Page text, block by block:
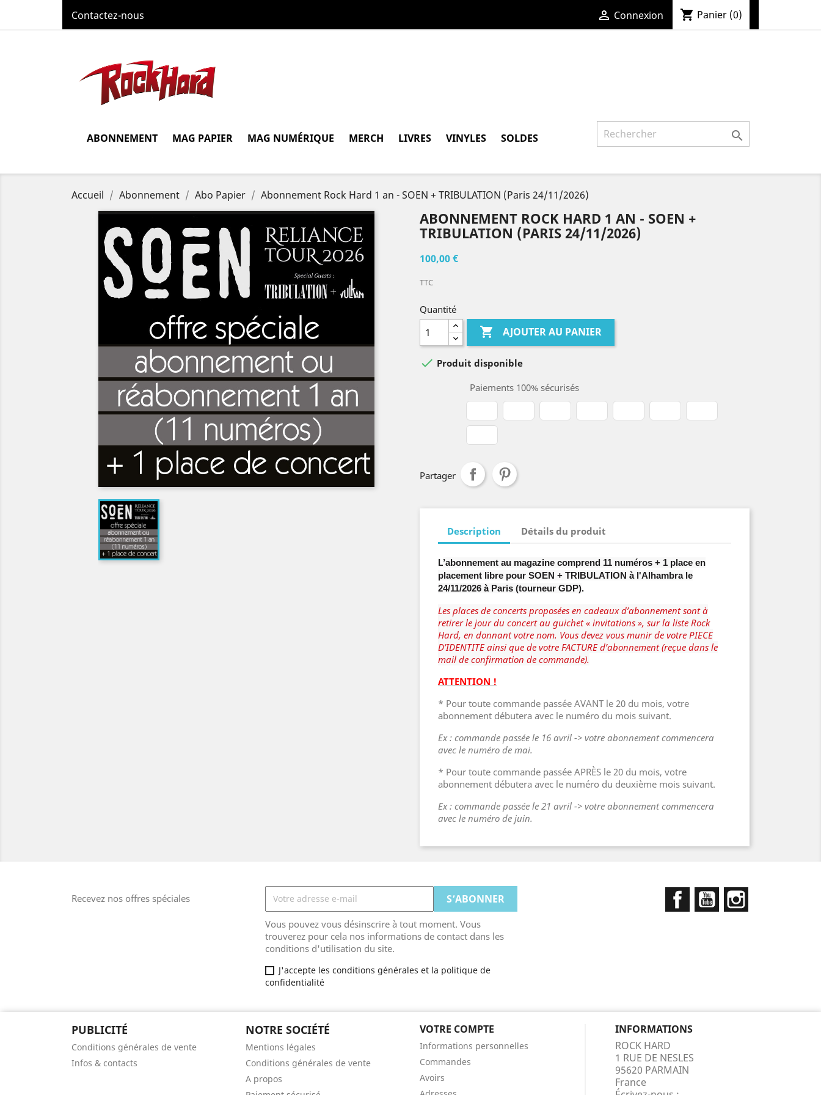
Contactez-nous  Connexion shopping_cart Panier (0)
ABONNEMENT MAG PAPIER MAG NUMÉRIQUE MERCH LIVRES VINYLES SOLDES 
Accueil Abonnement Abo Papier Abonnement Rock Hard 1 an - SOEN + TRIBULATION (Paris 24/11/2026)
ABONNEMENT ROCK HARD 1 AN - SOEN +
TRIBULATION (PARIS 24/11/2026)
100,00 €
TTC
Quantité
 AJOUTER AU PANIER
 Produit disponible
Paiements 100% sécurisés
Partager
Description Détails du produit
L’abonnement au magazine comprend 11 numéros + 1 place en
placement libre pour SOEN + TRIBULATION à l'Alhambra le
24/11/2026 à Paris (tourneur GDP).
Les places de concerts proposées en cadeaux d’abonnement sont à
retirer le jour du concert au guichet « invitations », sur la liste Rock
Hard, en donnant votre nom. Vous devez vous munir de votre PIECE
D’IDENTITE ainsi que de votre FACTURE d’abonnement (reçue dans le
mail de confirmation de commande).
ATTENTION !
* Pour toute commande passée AVANT le 20 du mois, votre
abonnement débutera avec le numéro du mois suivant.
Ex : commande passée le 16 avril -> votre abonnement commencera
avec le numéro de mai.
* Pour toute commande passée APRÈS le 20 du mois, votre
abonnement débutera avec le numéro du deuxième mois suivant.
Ex : commande passée le 21 avril -> votre abonnement commencera
avec le numéro de juin.
Recevez nos offres spéciales
Vous pouvez vous désinscrire à tout moment. Vous
trouverez pour cela nos informations de contact dans les
conditions d'utilisation du site.
J'accepte les conditions générales et la politique de
confidentialité
FacebookYouTube
PUBLICITÉ
Conditions générales de vente
Infos & contacts
NOTRE SOCIÉTÉ
Mentions légales
Conditions générales de vente
A propos
VOTRE COMPTE
Informations personnelles
Commandes
Avoirs
INFORMATIONS
ROCK HARD
1 RUE DE NESLES
95620 PARMAIN
France